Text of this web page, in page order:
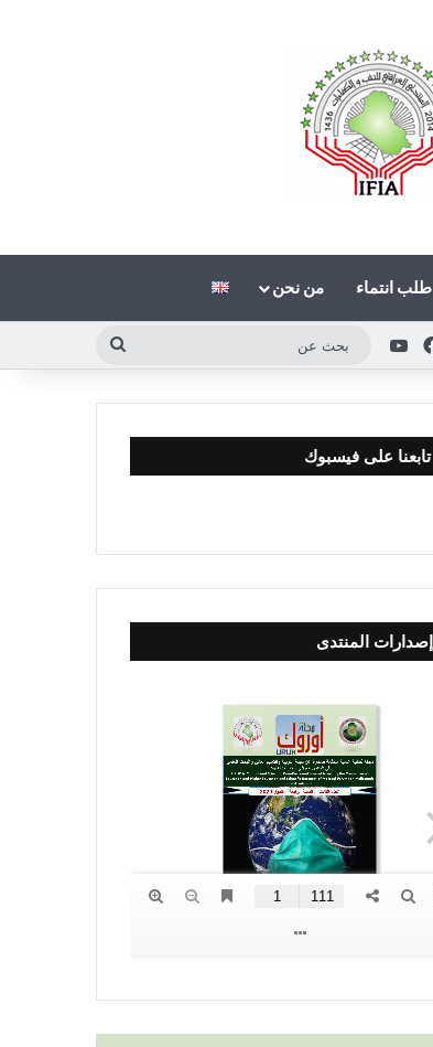
طلب انتماء من نحن
فيسبوك‫YouTube
تابعنا على فيسبوك
إصدارات المنتدى